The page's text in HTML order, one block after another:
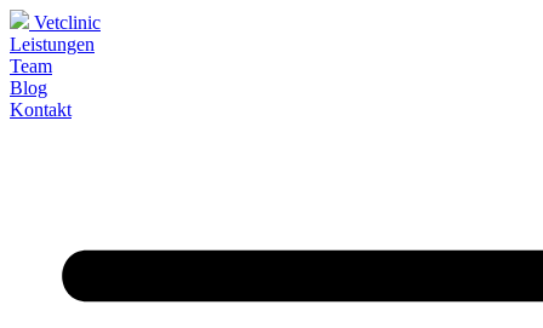
Vetclinic
Leistungen
Team
Blog
Kontakt